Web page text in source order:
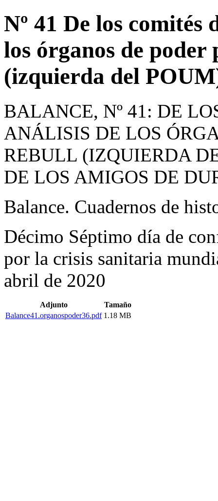
Nº 41 De los comités
los órganos de poder
(izquierda del
BALANCE, Nº 41: DE
ANÁLISIS DE LOS
REBULL (IZQUIERDA
DE LOS AMIGOS DE
Balance. Cuadernos de
Décimo Séptimo día de
por la crisis sanitaria
abril de 2020
Adjunto
Tamaño
Balance41.organospoder36.pdf 1.18 MB